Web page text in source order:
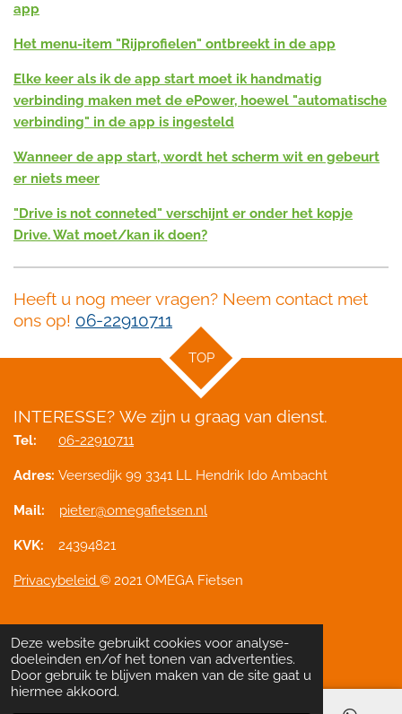
Deze website gebruikt cookies voor analyse-
doeleinden en/of het tonen van advertenties.
Door gebruik te blijven maken van de site gaat u
hiermee akkoord.
app
Het menu-item "Rijprofielen" ontbreekt in de app
Elke keer als ik de app start moet ik handmatig
verbinding maken met de ePower, hoewel "automatische
verbinding" in de app is ingesteld
Wanneer de app start, wordt het scherm wit en gebeurt
er niets meer
"Drive is not conneted" verschijnt er onder het kopje
Drive. Wat moet/kan ik doen?
Heeft u nog meer vragen? Neem contact met
ons op! 06-22910711
TOP
INTERESSE? We zijn u graag van dienst.
Tel: 06-22910711
Adres: Veersedijk 99 3341 LL Hendrik Ido Ambacht
Mail: pieter@omegafietsen.nl
KVK: 24394821
Privacybeleid © 2021 OMEGA Fietsen
Delen Deel Share Pinnen Delen